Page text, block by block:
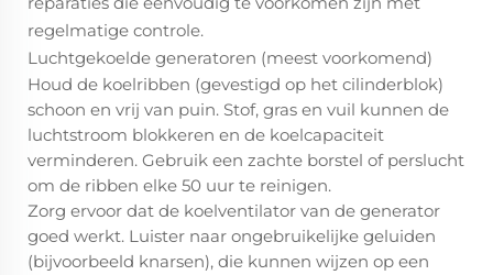
regelmatige controle.
Luchtgekoelde generatoren (meest voorkomend)
Houd de koelribben (gevestigd op het cilinderblok)
schoon en vrij van puin. Stof, gras en vuil kunnen de
luchtstroom blokkeren en de koelcapaciteit
verminderen. Gebruik een zachte borstel of perslucht
om de ribben elke 50 uur te reinigen.
Zorg ervoor dat de koelventilator van de generator
goed werkt. Luister naar ongebruikelijke geluiden
(bijvoorbeeld knarsen), die kunnen wijzen op een